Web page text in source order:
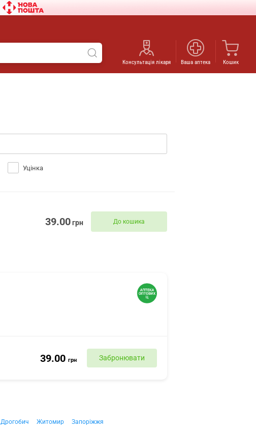
Консультація лікаря Ваша аптека Кошик
Уцінка
39.00грн До кошика
39.00 грн Забронювати
Дрогобич Житомир
Запоріжжя